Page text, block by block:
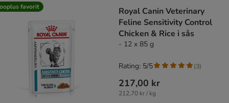
favorit
Royal Canin Veterinary
Feline Sensitivity Control
Chicken & Rice i sås
- 12 x 85 g
217,00 kr
212,70 kr / kg
Rating: 5/5 (3)